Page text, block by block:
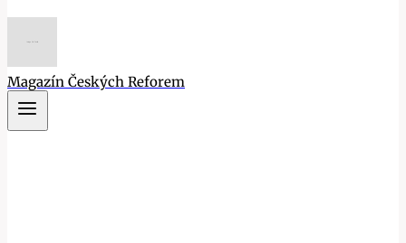
Magazín Českých Reforem